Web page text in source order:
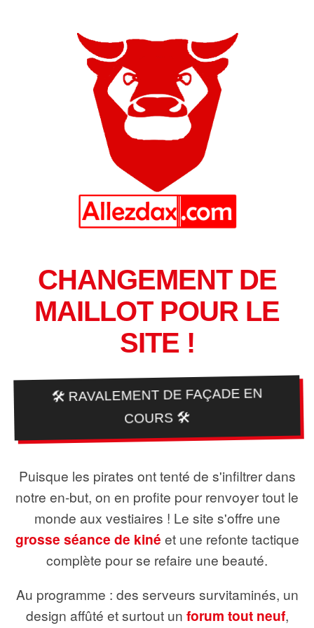
CHANGEMENT DE
MAILLOT POUR LE
SITE !
🛠️ RAVALEMENT DE FAÇADE EN
COURS 🛠️
Puisque les pirates ont tenté de s'infiltrer dans
notre en-but, on en profite pour renvoyer tout le
monde aux vestiaires ! Le site s'offre une
grosse séance de kiné et une refonte tactique
complète pour se refaire une beauté.
Au programme : des serveurs survitaminés, un
design affûté et surtout un forum tout neuf,